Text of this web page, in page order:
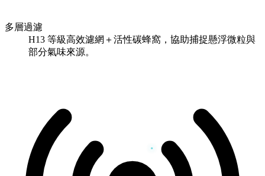
多層過濾
H13 等級高效濾網＋活性碳蜂窩，協助捕捉懸浮微粒與
部分氣味來源。